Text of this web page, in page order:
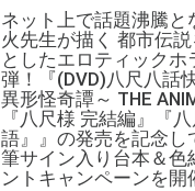
ネット上で話題沸騰と
火先生が描く 都市伝
としたエロティックホ
弾！『(DVD)八尺八話
異形怪奇譚～ THE
『八尺様 完結編』『
語』』の発売を記念し
筆サイン入り台本＆色
ントキャンペーンを開